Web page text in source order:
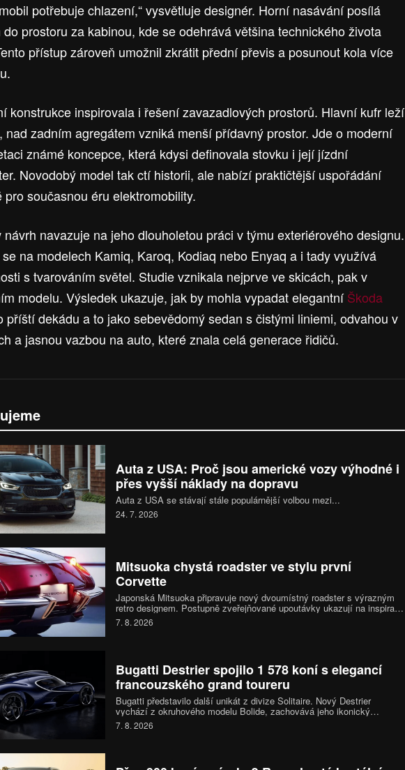
potřebuje chlazení,“ vysvětluje designér. Horní nasávání posílá
do prostoru za kabinou, kde se odehrává většina technického života
přístup zároveň umožnil zkrátit přední převis a posunout kola více
konstrukce inspirovala i řešení zavazadlových prostorů. Hlavní kufr leží
nad zadním agregátem vzniká menší přídavný prostor. Jde o moderní
známé koncepce, která kdysi definovala stovku i její jízdní
Novodobý model tak ctí historii, ale nabízí praktičtější uspořádání
pro současnou éru elektromobility.
návrh navazuje na jeho dlouholetou práci v týmu exteriérového designu.
na modelech Kamiq, Karoq, Kodiaq nebo Enyaq a i tady využívá
s tvarováním světel. Studie vznikala nejprve ve skicách, pak v
modelu. Výsledek ukazuje, jak by mohla vypadat elegantníŠkoda
příští dekádu a to jako sebevědomý sedan s čistými liniemi, odvahou v
a jasnou vazbou na auto, které znala celá generace řidičů.
Auta z USA: Proč jsou americké vozy výhodné i
přes vyšší náklady na dopravu
Auta z USA se stávají stále populárnější volbou mezi...
24. 7. 2026
Mitsuoka chystá roadster ve stylu první
Corvette
Japonská Mitsuoka připravuje nový dvoumístný roadster s výrazným
retro designem. Postupně zveřejňované upoutávky ukazují na inspiraci
první generací Chevroletu Corvette, konkrétně jejím provedením po
modernizaci z roku 1958. Novinka má mít technický základ v Mazdě
7. 8. 2026
Bugatti Destrier spojilo 1 578 koní s elegancí
francouzského grand toureru
Bugatti představilo další unikát z divize Solitaire. Nový Destrier
vychází z okruhového modelu Bolide, zachovává jeho ikonický
šestnáctiválec o výkonu 1 578 koní, ale místo čistě závodního
charakteru sází na vytříbený design, luxusní interiér a exkluzivitu
7. 8. 2026